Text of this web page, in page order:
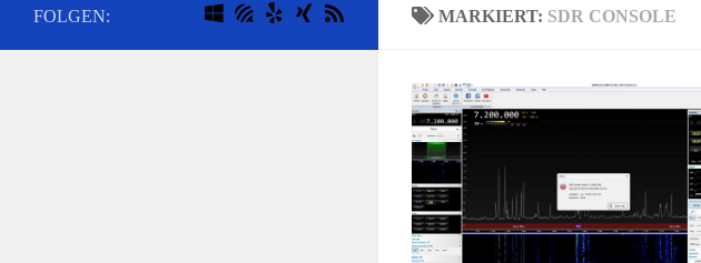
MARKIERT: SDR CONSOLE
FOLGEN: